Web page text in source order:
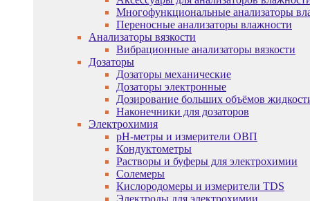
Многофункциональные анализаторы
Переносные анализаторы влажности
Анализаторы вязкости
Вибрационные анализаторы вязкости
Дозаторы
Дозаторы механические
Дозаторы электронные
Дозирование больших объёмов
Наконечники для дозаторов
Электрохимия
pH-метры и измерители ОВП
Кондуктометры
Растворы и буферы для электрохимии
Солемеры
Кислородомеры и измерители TDS
Электроды для электрохимии